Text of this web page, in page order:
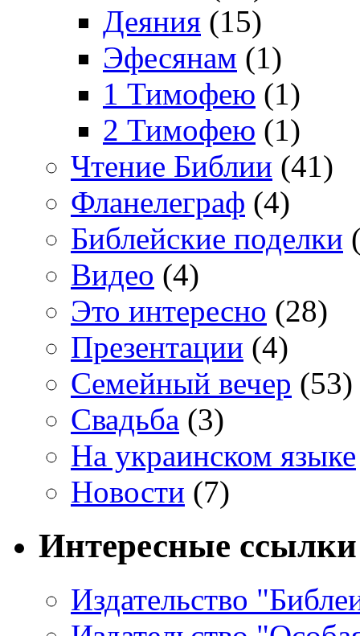
Деяния (15)
Эфесянам (1)
1 Тимофею (1)
2 Тимофею (1)
Чтение Библии (41)
Фланелеграф (4)
Библейские поделки
Видео (4)
Это интересно (28)
Презентации (4)
Семейный вечер (53)
Свадьба (3)
На украинском языке
Новости (7)
Интересные ссылки
Издательство